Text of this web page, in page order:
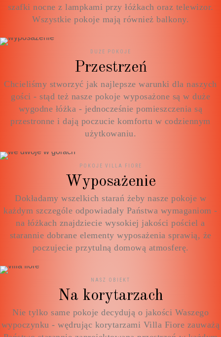
szafki nocne z lampkami przy łóżkach oraz telewizor.
Wszystkie pokoje mają również balkony.
DUŻE POKOJE
Przestrzeń
Chcieliśmy stworzyć jak najlepsze warunki dla naszych
gości - stąd też nasze pokoje wyposażone są w duże
wygodne łóżka - jednocześnie pomieszczenia są
przestronne i dają poczucie komfortu w codziennym
użytkowaniu.
POKOJE VILLA FIORE
Wyposażenie
Dokładamy wszelkich starań żeby nasze pokoje w
każdym szczególe odpowiadały Państwa wymaganiom -
na łóżkach znajdziecie wysokiej jakości pościel a
starannie dobrane elementy wyposażenia sprawią, że
poczujecie przytulną domową atmosferę.
NASZ OBIEKT
Na korytarzach
Nie tylko same pokoje decydują o jakości Waszego
wypoczynku - wędrując korytarzami Villa Fiore zauważą